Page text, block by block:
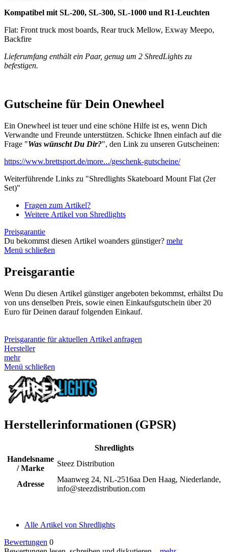
Kompatibel mit SL-200, SL-300, SL-1000 und R1-Leuchten
Flat: Front truck most boards, Rear truck Mellow, Exway Meepo,
Backfire
Lieferumfang enthält ein Paar, genug um 2 ShredLights zu
befestigen.
Gutscheine für Dein Onewheel
Ein Onewheel ist teuer und eine schöne Hilfe ist es, wenn Dich
Verwandte und Freunde unterstützen. Schicke Ihnen einfach auf die
Frage "Was wünscht Du Dir?", den Link zu unseren Gutscheinen:
https://www.brettsport.de/more.../geschenk-gutscheine/
Weiterführende Links zu "Shredlights Skateboard Mount Flat (2er
Set)"
Fragen zum Artikel?
Weitere Artikel von Shredlights
Preisgarantie
Du bekommst diesen Artikel woanders günstiger? mehr
Menü schließen
Preisgarantie
Wenn Du diesen Artikel günstiger angeboten bekommst, erhältst Du
von uns denselben Preis, sowie einen Einkaufsgutschein über 20
Euro für Deinen darauf folgenden Einkauf.
Preisgarantie für aktuellen Artikel anfragen
Hersteller
mehr
Menü schließen
Herstellerinformationen (GPSR)
Shredlights
Handelsname
/ Marke
Steez Distribution
Adresse
Maanweg 24, NL-2516aa Den Haag, Niederlande,
info@steezdistribution.com
Alle Artikel von Shredlights
Bewertungen 0